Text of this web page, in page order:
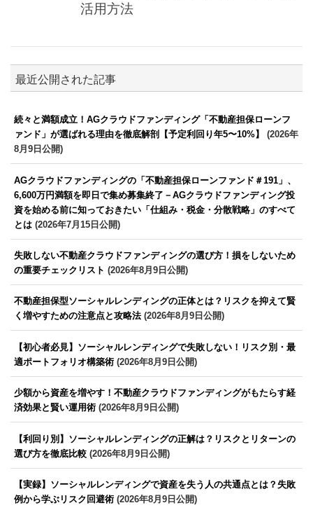
活用方法
最近公開された記事
続々と満額成立！AGクラウドファンディング「不動産担保ローンフ
ァンド」が選ばれる理由を徹底解剖【予定利回り年5〜10%】
(2026年
8月9日公開)
AGクラウドファンディングの「不動産担保ローンファンド＃191」、
6,600万円満額を即日で集め募集終了－AGクラウドファンディング投
資を始める前に知っておきたい「仕組み・税金・分散戦略」のすべて
とは (2026年7月15日公開)
失敗しない不動産クラウドファンディングの選び方！損をしないため
の重要チェックリスト (2026年8月9日公開)
不動産担保型ソーシャルレンディングの正体とは？リスクを抑えて賢
く増やすための注意点と攻略法(2026年8月9日公開)
【初心者必見】ソーシャルレンディングで失敗しない！リスク別・最
適ポートフォリオ構築術 (2026年8月9日公開)
少額から資産を増やす！不動産クラウドファンディングがもたらす経
済効果と賢い運用術 (2026年8月9日公開)
【利回り別】ソーシャルレンディングの正解は？リスクとリターンの
選び方を徹底比較 (2026年8月9日公開)
【実録】ソーシャルレンディングで資産を失う人の共通点とは？失敗
例から学ぶリスク回避術 (2026年8月9日公開)